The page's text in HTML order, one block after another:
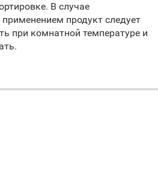
В случае
продукт следует
при комнатной температуре и